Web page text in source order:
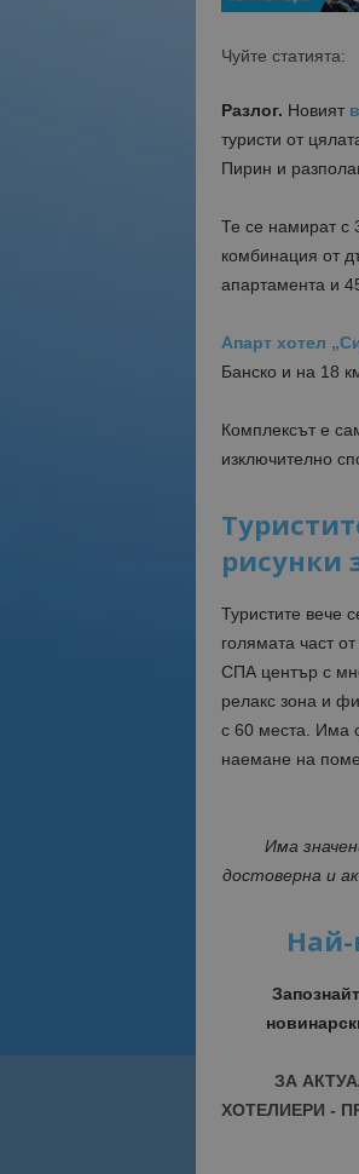
Чуйте статията:
Разлог. Новият
туристи от
Пирин и
Те се намират с
комбинация от
апартамента и
Апарт хотел
Банско и на 18
Комплексът е
изключително
рисунки
Туристите вече
голямата част
СПА център с
релакс зона и
с 60 места. Има
наемане на
Има
достоверна и
Най-
ЗА
ХОТЕЛИЕРИ -